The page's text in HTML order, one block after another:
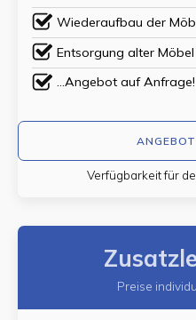
Wiederaufbau der
Entsorgung alter Möbel
...Angebot auf Anfrage!
Verfügbarkeit für
Preise